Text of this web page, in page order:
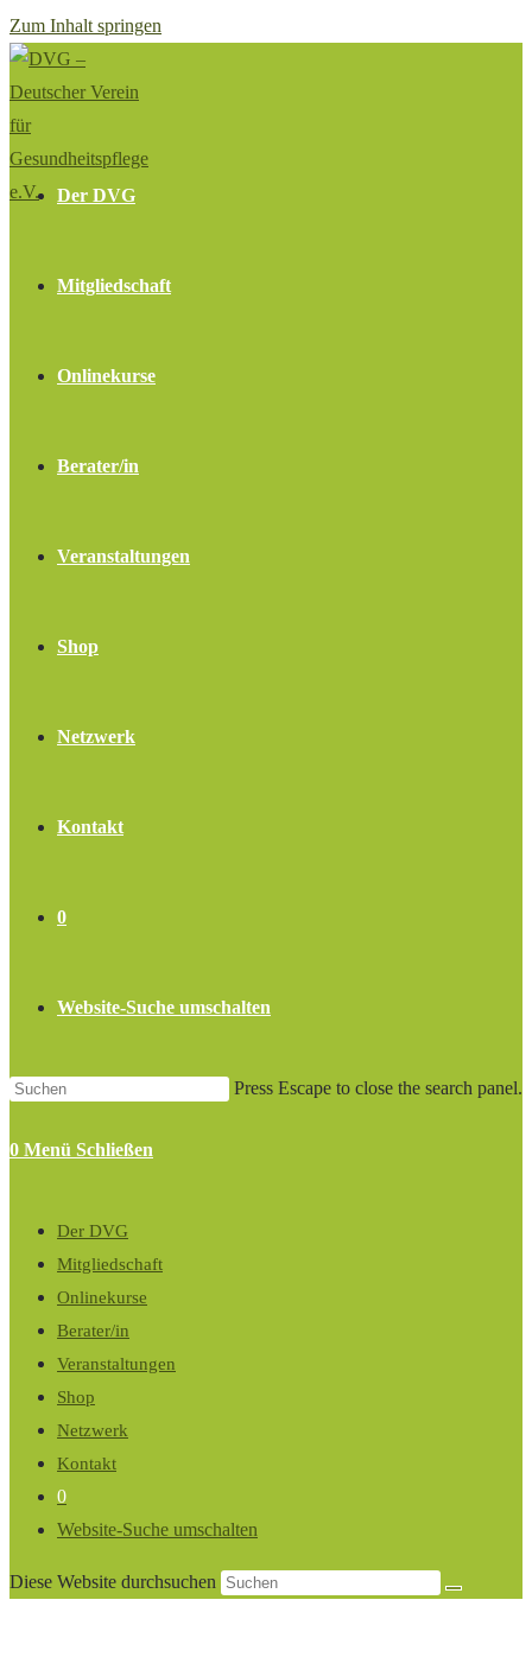
Zum Inhalt springen
Der DVG
Mitgliedschaft
Onlinekurse
Berater/in
Veranstaltungen
Shop
Netzwerk
Kontakt
0
Website-Suche umschalten
Press Escape to close the search panel.
0 Menü Schließen
Der DVG
Mitgliedschaft
Onlinekurse
Berater/in
Veranstaltungen
Shop
Netzwerk
Kontakt
0
Website-Suche umschalten
Diese Website durchsuchen